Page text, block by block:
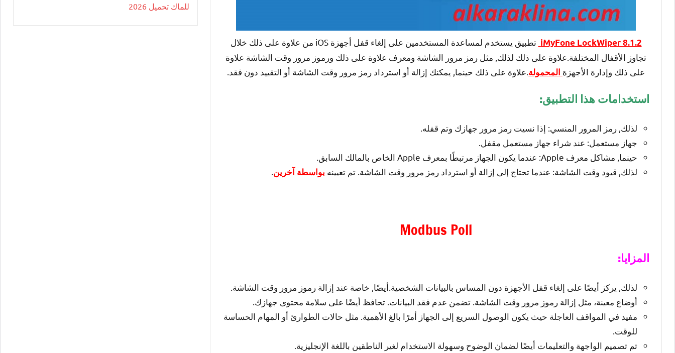
iMyFone LockWiper 8.1.2
تطبيق يستخدم لمساعدة المستخدمين على إلغاء قفل أجهزة iOS من علاوة على ذلك خلال
تجاوز الأقفال المختلفة.علاوة على ذلك لذلك, مثل رمز مرور الشاشة ومعرف علاوة على ذلك ورموز مرور وقت الشاشة علاوة
على ذلك وإدارة الأجهزة المحمولة .علاوة على ذلك حينما, يمكنك إزالة أو استرداد رمز مرور وقت الشاشة أو التقييد دون فقد.
استخدامات هذا التطبيق:
لذلك, رمز المرور المنسي: إذا نسيت رمز مرور جهازك وتم قفله.
جهاز مستعمل: عند شراء جهاز مستعمل مقفل.
حينما, مشاكل معرف Apple: عندما يكون الجهاز مرتبطًا بمعرف Apple الخاص بالمالك السابق.
لذلك, قيود وقت الشاشة: عندما تحتاج إلى إزالة أو استرداد رمز مرور وقت الشاشة. تم تعيينه بواسطة آخرين
Modbus Poll
المزايا:
لذلك, يركز أيضًا على إلغاء قفل الأجهزة دون المساس بالبيانات الشخصية.أيضًا, خاصة عند إزالة رموز مرور وقت الشاشة.
أوضاع معينة، مثل إزالة رموز مرور وقت الشاشة. تضمن عدم فقد البيانات. تحافظ أيضًا على سلامة محتوى جهازك.
مفيد في المواقف العاجلة حيث يكون الوصول السريع إلى الجهاز أمرًا بالغ الأهمية. مثل حالات الطوارئ أو المهام الحساسة
للوقت.
تم تصميم الواجهة والتعليمات أيضًا لضمان الوضوح وسهولة الاستخدام لغير الناطقين باللغة الإنجليزية.
للماك تحميل 2026